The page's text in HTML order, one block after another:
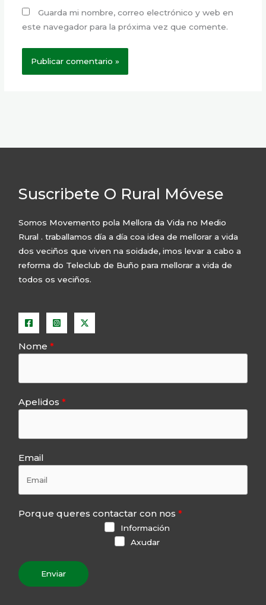
Guarda mi nombre, correo electrónico y web en
este navegador para la próxima vez que comente.
Suscribete O Rural Móvese
Somos Movemento pola Mellora da Vida no Medio
Rural . traballamos día a día coa idea de mellorar a vida
dos veciños que viven na soidade, imos levar a cabo a
reforma do Teleclub de Buño para mellorar a vida de
todos os veciños.
Nome
Apelidos
Email
Porque queres contactar con nos
Información
Axudar
Enviar